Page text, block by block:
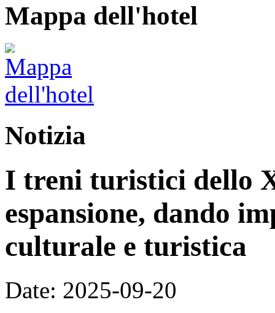
Mappa dell'hotel
Notizia
I treni turistici dello
espansione, dando
culturale e turistica
Date: 2025-09-20